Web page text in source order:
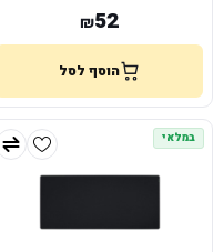
₪52
הוסף לסל
במלאי